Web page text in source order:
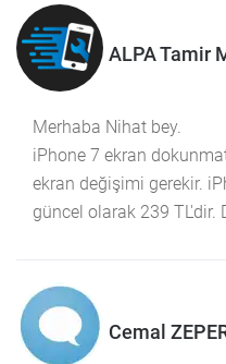
ALPA Tamir
Merhaba Nihat bey.
iPhone 7 ekran
ekran değişimi gerekir.
güncel olarak 239 TL'dir.
Cemal